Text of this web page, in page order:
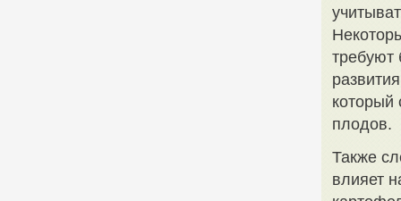
требуют
который
плодов.
Также
влияет